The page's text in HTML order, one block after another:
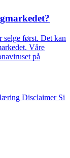
først. Det kan
Våre
på
Disclaimer Si